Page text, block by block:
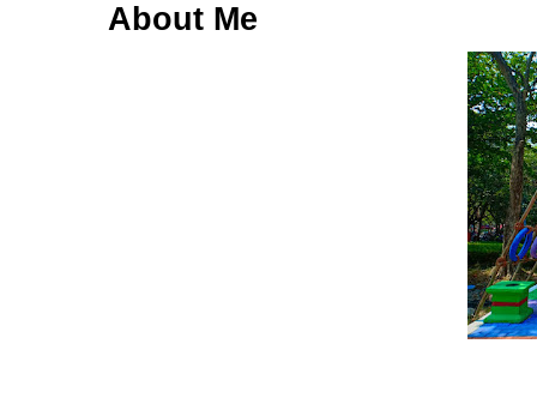
About Me